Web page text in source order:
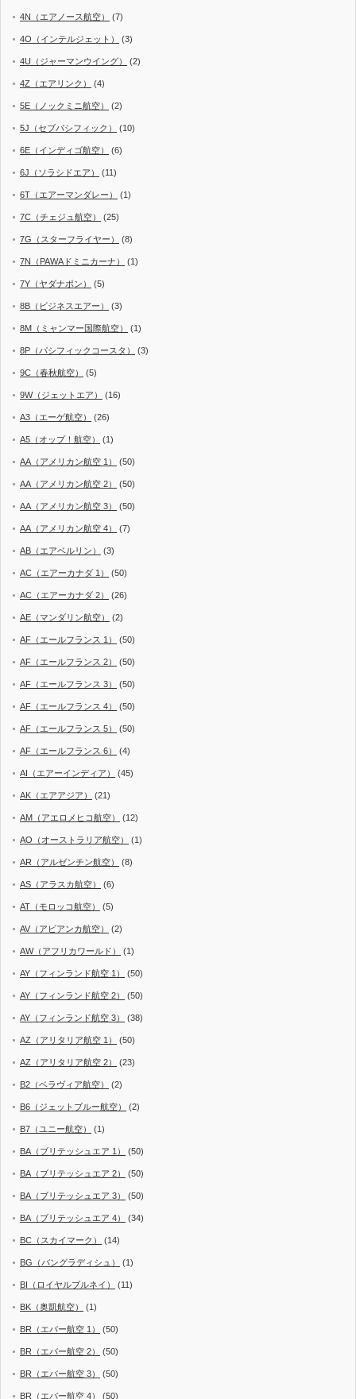
4N（エアノース航空） (7)
4O（インテルジェット） (3)
4U（ジャーマンウイング） (2)
4Z（エアリンク） (4)
5E（ノックミニ航空） (2)
5J（セブパシフィック） (10)
6E（インディゴ航空） (6)
6J（ソラシドエア） (11)
6T（エアーマンダレー） (1)
7C（チェジュ航空） (25)
7G（スターフライヤー） (8)
7N（PAWAドミニカーナ） (1)
7Y（ヤダナポン） (5)
8B（ビジネスエアー） (3)
8M（ミャンマー国際航空） (1)
8P（パシフィックコースタ） (3)
9C（春秋航空） (5)
9W（ジェットエア） (16)
A3（エーゲ航空） (26)
A5（オップ！航空） (1)
AA（アメリカン航空 1） (50)
AA（アメリカン航空 2） (50)
AA（アメリカン航空 3） (50)
AA（アメリカン航空 4） (7)
AB（エアベルリン） (3)
AC（エアーカナダ 1） (50)
AC（エアーカナダ 2） (26)
AE（マンダリン航空） (2)
AF（エールフランス 1） (50)
AF（エールフランス 2） (50)
AF（エールフランス 3） (50)
AF（エールフランス 4） (50)
AF（エールフランス 5） (50)
AF（エールフランス 6） (4)
AI（エアーインディア） (45)
AK（エアアジア） (21)
AM（アエロメヒコ航空） (12)
AO（オーストラリア航空） (1)
AR（アルゼンチン航空） (8)
AS（アラスカ航空） (6)
AT（モロッコ航空） (5)
AV（アビアンカ航空） (2)
AW（アフリカワールド） (1)
AY（フィンランド航空 1） (50)
AY（フィンランド航空 2） (50)
AY（フィンランド航空 3） (38)
AZ（アリタリア航空 1） (50)
AZ（アリタリア航空 2） (23)
B2（ベラヴィア航空） (2)
B6（ジェットブルー航空） (2)
B7（ユニー航空） (1)
BA（ブリテッシュエア 1） (50)
BA（ブリテッシュエア 2） (50)
BA（ブリテッシュエア 3） (50)
BA（ブリテッシュエア 4） (34)
BC（スカイマーク） (14)
BG（バングラディシュ） (1)
BI（ロイヤルブルネイ） (11)
BK（奥凱航空） (1)
BR（エバー航空 1） (50)
BR（エバー航空 2） (50)
BR（エバー航空 3） (50)
BR（エバー航空 4） (50)